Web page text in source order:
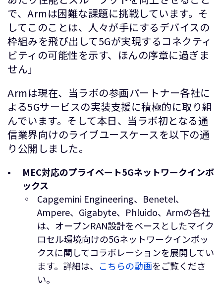
で、Armは困難な課題に挑戦しています。そ
してこのことは、人々が手にするデバイスの
枠組みを飛び出して5Gが実現するコネクティ
ビティの可能性を示す、ほんの序章に過ぎま
せん」
Armは現在、当ラボの参画パートナー各社に
よる5Gサービスの実装支援に積極的に取り組
んでいます。そして本日、当ラボ初となる通
信業界向けのライブユースケースを以下の通
り公開しました。
MEC対応のプライベート5Gネットワークインボ
ックス
Capgemini Engineering、Benetel、
Ampere、Gigabyte、Phluido、Armの各社
は、オープンRAN設計をベースとしたマイク
ロセル環境向けの5Gネットワークインボッ
クスに関してコラボレーションを展開してい
ます。詳細は、
こちらの動画をご覧くださ
い。